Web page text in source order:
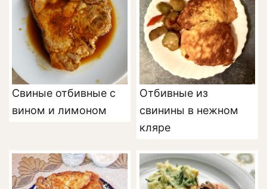
Свиные отбивные с
вином и лимоном
Отбивные из
свинины в нежном
кляре